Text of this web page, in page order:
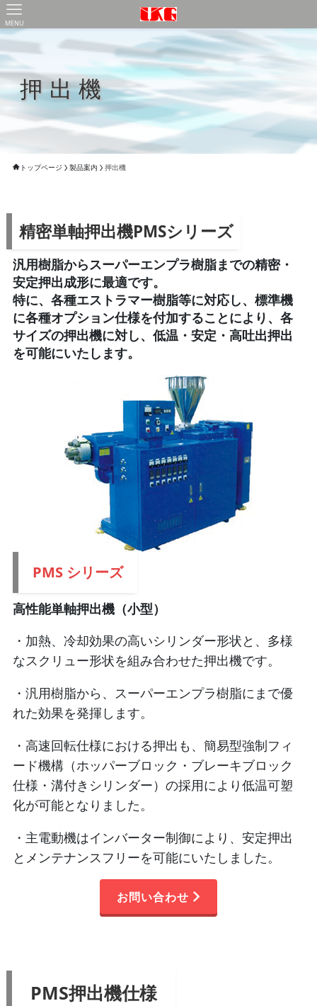
MENU
押出機
トップページ 製品案内 押出機
精密単軸押出機PMSシリーズ
汎用樹脂からスーパーエンプラ樹脂までの精密・
安定押出成形に最適です。
特に、各種エストラマー樹脂等に対応し、標準機
に各種オプション仕様を付加することにより、各
サイズの押出機に対し、低温・安定・高吐出押出
を可能にいたします。
PMS シリーズ
高性能単軸押出機（小型）
・加熱、冷却効果の高いシリンダー形状と、多様
なスクリュー形状を組み合わせた押出機です。
・汎用樹脂から、スーパーエンプラ樹脂にまで優
れた効果を発揮します。
・高速回転仕様における押出も、簡易型強制フィ
ード機構（ホッパーブロック・ブレーキブロック
仕様・溝付きシリンダー）の採用により低温可塑
化が可能となりました。
・主電動機はインバーター制御により、安定押出
とメンテナンスフリーを可能にいたしました。
お問い合わせ
PMS押出機仕様